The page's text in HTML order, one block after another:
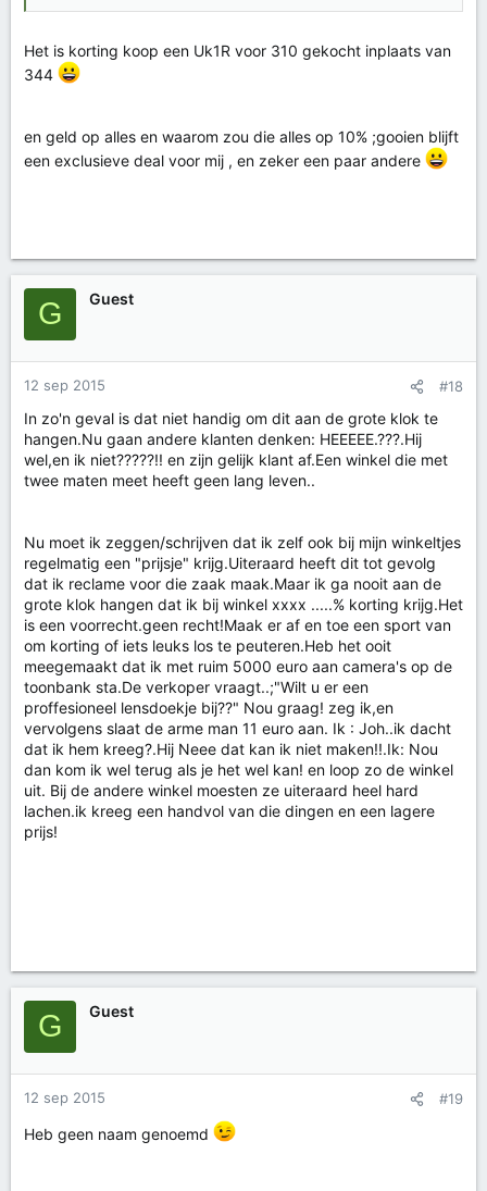
Het is korting koop een Uk1R voor 310 gekocht inplaats van
344
en geld op alles en waarom zou die alles op 10% ;gooien blijft
een exclusieve deal voor mij , en zeker een paar andere
G Guest
12 sep 2015 #18
In zo'n geval is dat niet handig om dit aan de grote klok te
hangen.Nu gaan andere klanten denken: HEEEEE.???.Hij
wel,en ik niet?????!! en zijn gelijk klant af.Een winkel die met
twee maten meet heeft geen lang leven..
Nu moet ik zeggen/schrijven dat ik zelf ook bij mijn winkeltjes
regelmatig een "prijsje" krijg.Uiteraard heeft dit tot gevolg
dat ik reclame voor die zaak maak.Maar ik ga nooit aan de
grote klok hangen dat ik bij winkel xxxx .....% korting krijg.Het
is een voorrecht.geen recht!Maak er af en toe een sport van
om korting of iets leuks los te peuteren.Heb het ooit
meegemaakt dat ik met ruim 5000 euro aan camera's op de
toonbank sta.De verkoper vraagt..;"Wilt u er een
proffesioneel lensdoekje bij??" Nou graag! zeg ik,en
vervolgens slaat de arme man 11 euro aan. Ik : Joh..ik dacht
dat ik hem kreeg?.Hij Neee dat kan ik niet maken!!.Ik: Nou
dan kom ik wel terug als je het wel kan! en loop zo de winkel
uit. Bij de andere winkel moesten ze uiteraard heel hard
lachen.ik kreeg een handvol van die dingen en een lagere
prijs!
G Guest
12 sep 2015 #19
Heb geen naam genoemd